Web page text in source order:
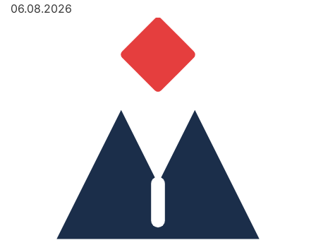
06.08.2026